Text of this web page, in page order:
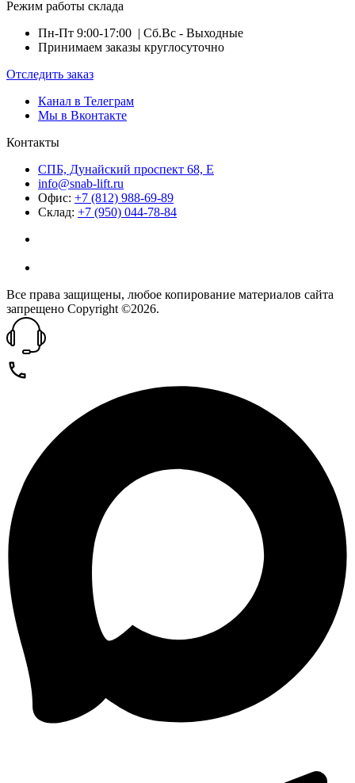
Режим работы склада
Пн-Пт 9:00-17:00 | Сб.Вс - Выходные
Принимаем заказы круглосуточно
Отследить заказ
Канал в Телеграм
Мы в Вконтакте
Контакты
СПБ, Дунайский проспект 68, Е
info@snab-lift.ru
Офис: +7 (812) 988-69-89
Склад: +7 (950) 044-78-84
Все права защищены, любое копирование материалов сайта
запрещено Copyright ©2026.